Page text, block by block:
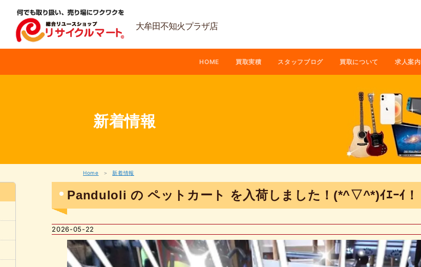
大牟田不知火プラザ店
HOME 買取実積 スタッフブログ 買取について 求人案内
新着情報
Home 新着情報
Panduloli の ペットカート を入荷しました！(*^▽^*)ｲｴｰｲ！
2026-05-22